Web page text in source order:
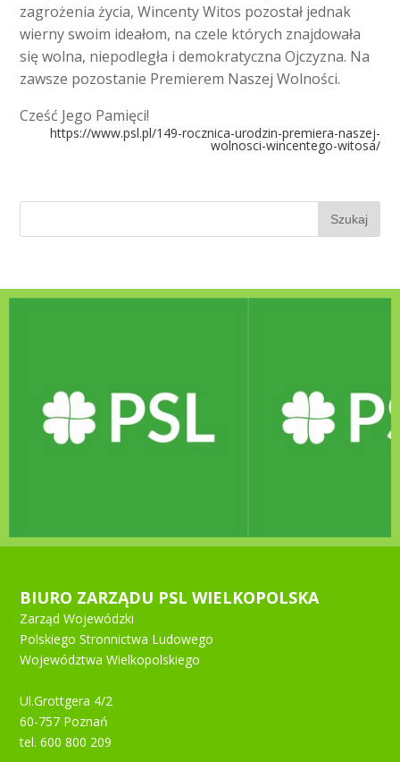
zagrożenia życia, Wincenty Witos pozostał jednak
wierny swoim ideałom, na czele których znajdowała
się wolna, niepodległa i demokratyczna Ojczyzna. Na
zawsze pozostanie Premierem Naszej Wolności.
Cześć Jego Pamięci!
https://www.psl.pl/149-rocznica-urodzin-premiera-naszej-
wolnosci-wincentego-witosa/
BIURO ZARZĄDU PSL WIELKOPOLSKA
Zarząd Wojewódzki
Polskiego Stronnictwa Ludowego
Województwa Wielkopolskiego
Ul.Grottgera 4/2
60-757 Poznań
tel. 600 800 209